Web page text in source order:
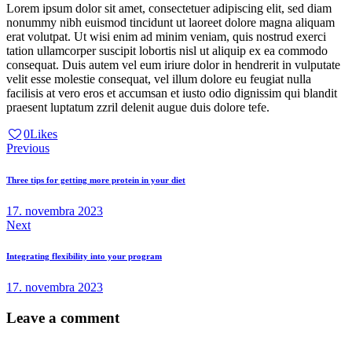
Lorem ipsum dolor sit amet, consectetuer adipiscing elit, sed diam
nonummy nibh euismod tincidunt ut laoreet dolore magna aliquam
erat volutpat. Ut wisi enim ad minim veniam, quis nostrud exerci
tation ullamcorper suscipit lobortis nisl ut aliquip ex ea commodo
consequat. Duis autem vel eum iriure dolor in hendrerit in vulputate
velit esse molestie consequat, vel illum dolore eu feugiat nulla
facilisis at vero eros et accumsan et iusto odio dignissim qui blandit
praesent luptatum zzril delenit augue duis dolore tefe.
0Likes
Navigácia
v
Previous
Three tips for getting more protein in your diet
17. novembra 2023
Next
Integrating flexibility into your program
17. novembra 2023
Leave a comment